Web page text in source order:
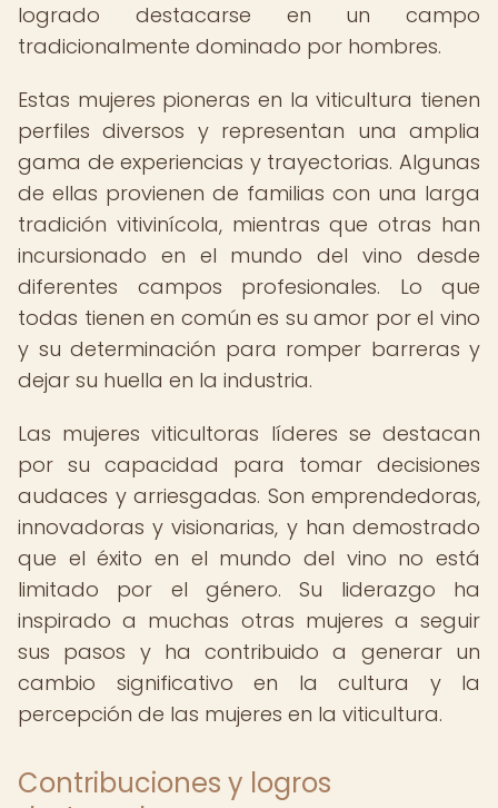
logrado destacarse en un campo
tradicionalmente dominado por hombres.
Estas mujeres pioneras en la viticultura tienen
perfiles diversos y representan una amplia
gama de experiencias y trayectorias. Algunas
de ellas provienen de familias con una larga
tradición vitivinícola, mientras que otras han
incursionado en el mundo del vino desde
diferentes campos profesionales. Lo que
todas tienen en común es su amor por el vino
y su determinación para romper barreras y
dejar su huella en la industria.
Las mujeres viticultoras líderes se destacan
por su capacidad para tomar decisiones
audaces y arriesgadas. Son emprendedoras,
innovadoras y visionarias, y han demostrado
que el éxito en el mundo del vino no está
limitado por el género. Su liderazgo ha
inspirado a muchas otras mujeres a seguir
sus pasos y ha contribuido a generar un
cambio significativo en la cultura y la
percepción de las mujeres en la viticultura.
Contribuciones y logros